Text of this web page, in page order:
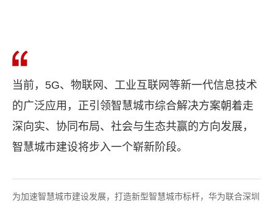
当前，5G、物联网、工业互联网等新一代信息技术
的广泛应用，正引领智慧城市综合解决方案朝着走
深向实、协同布局、社会与生态共赢的方向发展，
智慧城市建设将步入一个崭新阶段。
为加速智慧城市建设发展，打造新型智慧城市标杆，华为联合深圳